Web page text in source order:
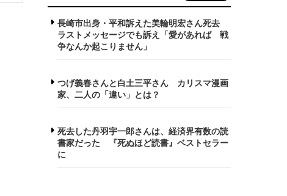
長崎市出身・平和訴えた美輪明宏さん死去
ラストメッセージでも訴え「愛があれば 戦
争なんか起こりません」
つげ義春さんと白土三平さん カリスマ漫画
家、二人の「違い」とは？
死去した丹羽宇一郎さんは、経済界有数の読
書家だった 『死ぬほど読書』ベストセラー
に